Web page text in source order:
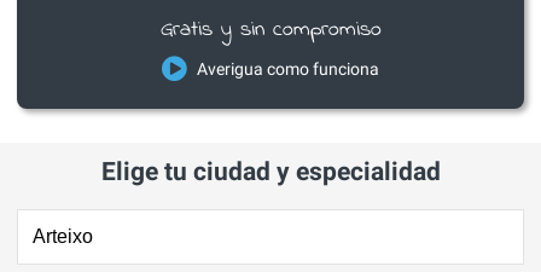
Gratis y sin compromiso
Averigua como funciona
Elige tu ciudad y especialidad